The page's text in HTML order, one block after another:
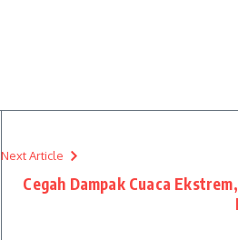
Next Article
Cegah Dampak Cuaca